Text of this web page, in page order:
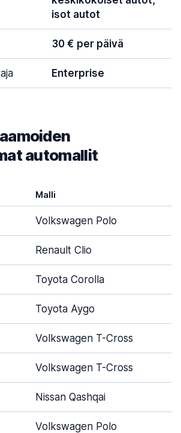
isot autot
30 € per päivä
Enterprise
automallit
Malli
Volkswagen Polo
Renault Clio
Toyota Corolla
Toyota Aygo
Volkswagen T-Cross
Volkswagen T-Cross
Nissan Qashqai
Volkswagen Polo